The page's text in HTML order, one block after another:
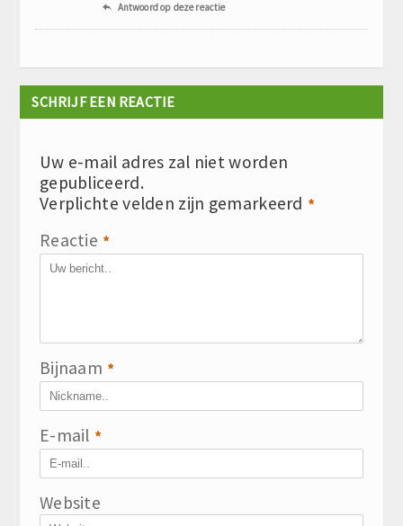
 Antwoord op deze reactie
SCHRIJF EEN REACTIE
Uw e-mail adres zal niet worden
gepubliceerd.
Verplichte velden zijn gemarkeerd *
Reactie *
Bijnaam *
E-mail *
Website